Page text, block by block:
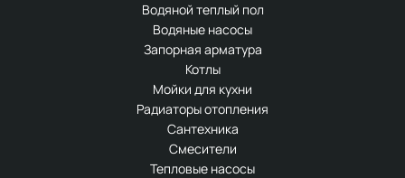
Водяной теплый пол
Водяные насосы
Запорная арматура
Котлы
Мойки для кухни
Радиаторы отопления
Сантехника
Смесители
Тепловые насосы